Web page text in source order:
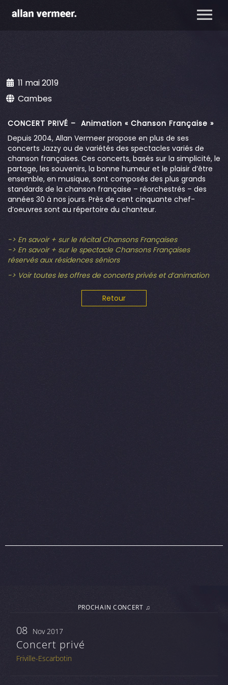
11 mai 2019
Cambes
CONCERT PRIVÉ – Animation « Chanson Française »
Depuis 2004, Allan Vermeer propose en plus de ses
concerts Jazzy ou de variétés des spectacles variés de
chanson françaises. Ces concerts, basés sur la simplicité, le
partage, les souvenirs, la bonne humeur et le plaisir d’être
ensemble, en musique, sont composés des plus grands
standards de la chanson française – réorchestrés – des
années 30 à nos jours. Près de cent cinquante chef-
d’oeuvres sont au répertoire du chanteur.
-> En savoir + sur le récital Chansons Françaises
-> En savoir + sur le spectacle Chansons Françaises
réservés aux résidences séniors
-> Voir toutes les offres de concerts privés et d’animation
Retour
PROCHAIN CONCERT ♫
08 Nov 2017
Concert privé
Friville-Escarbotin